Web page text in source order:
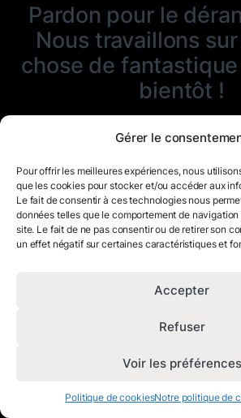
Gérer le
Pour offrir les meilleures expériences, nous
que les cookies pour stocker et/ou accéder aux
Le fait de consentir à ces technologies nous
données telles que le comportement de
site. Le fait de ne pas consentir ou de retirer son
un effet négatif sur certaines caractéristiques et
Accepter
Refuser
Voir les préférences
Politique de cookiesNotre politique de
Pardon pour le
Nous travaillons
chose de
bientôt !